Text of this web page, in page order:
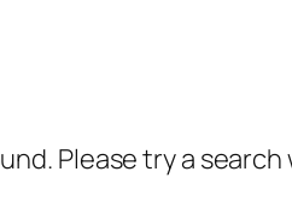
Please try a